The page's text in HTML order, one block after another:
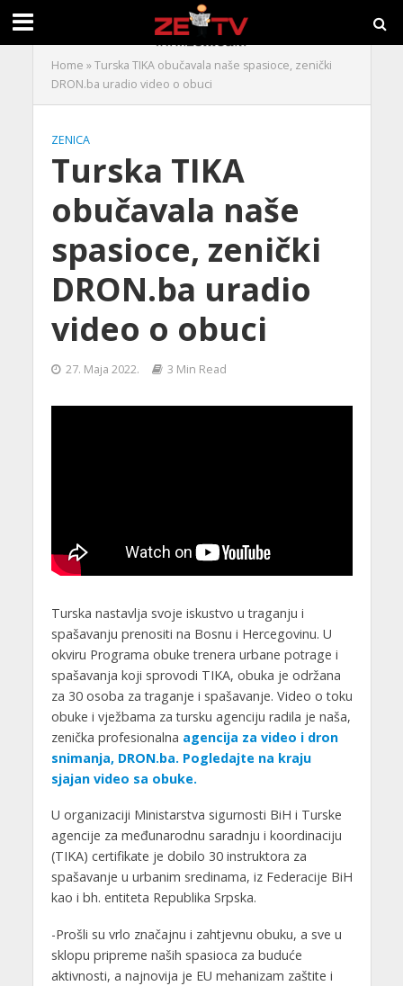
Home »Turska TIKA obučavala naše spasioce, zenički
DRON.ba uradio video o obuci
ZENICA
Turska TIKA
obučavala naše
spasioce, zenički
DRON.ba uradio
video o obuci
27. Maja 2022. 3 Min Read
Turska nastavlja svoje iskustvo u traganju i
spašavanju prenositi na Bosnu i Hercegovinu. U
okviru Programa obuke trenera urbane potrage i
spašavanja koji sprovodi TIKA, obuka je održana
za 30 osoba za traganje i spašavanje. Video o toku
obuke i vježbama za tursku agenciju radila je naša,
zenička profesionalna agencija za video i dron
snimanja, DRON.ba. Pogledajte na kraju
sjajan video sa obuke.
U organizaciji Ministarstva sigurnosti BiH i Turske
agencije za međunarodnu saradnju i koordinaciju
(TIKA) certifikate je dobilo 30 instruktora za
spašavanje u urbanim sredinama, iz Federacije BiH
kao i bh. entiteta Republika Srpska.
-Prošli su vrlo značajnu i zahtjevnu obuku, a sve u
sklopu pripreme naših spasioca za buduće
aktivnosti, a najnovija je EU mehanizam zaštite i